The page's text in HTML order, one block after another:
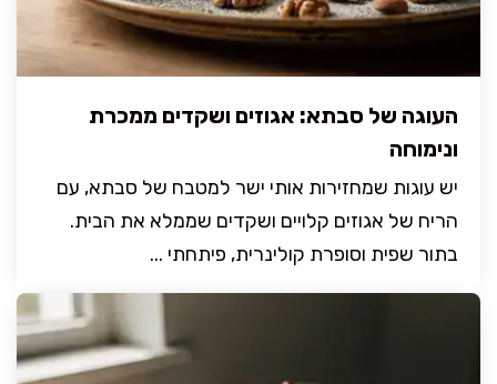
העוגה של סבתא: אגוזים ושקדים ממכרת
ונימוחה
יש עוגות שמחזירות אותי ישר למטבח של סבתא, עם
הריח של אגוזים קלויים ושקדים שממלא את הבית.
בתור שפית וסופרת קולינרית, פיתחתי ...